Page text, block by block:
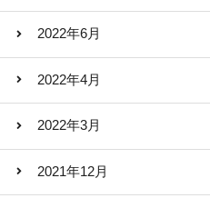
2022年6月
2022年4月
2022年3月
2021年12月